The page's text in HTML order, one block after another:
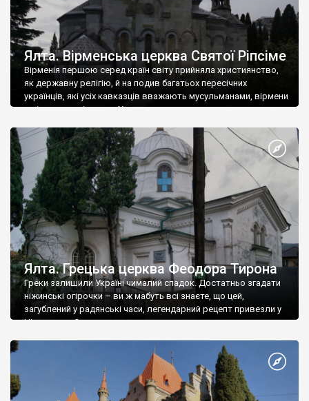
Ялта. Вірменська церква Святої Ріпсіме
Вірменія першою серед країн світу прийняла християнство,
як державну релігію, й на подив багатьох пересічних
українців, які усіх кавказців вважають мусульманами, вірмени
є відданими вірянами Христа
Ялта. Грецька церква Феодора Тирона
Греки залишили Україні чималий спадок. Достатньо згадати
ніжинські огірочки – ви ж мабуть всі знаєте, що цей,
загублений у радянські часи, легендарний рецепт привезли у
Ніжин греки?